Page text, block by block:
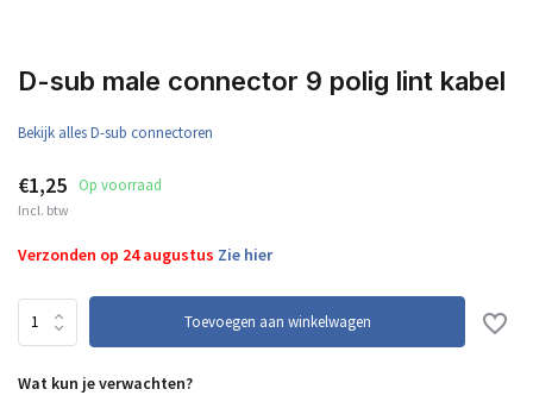
D-sub male connector 9 polig lint kabel
Bekijk alles D-sub connectoren
€1,25 Op voorraad
Incl. btw
Verzonden op 24 augustus Zie hier
Toevoegen aan winkelwagen
Wat kun je verwachten?